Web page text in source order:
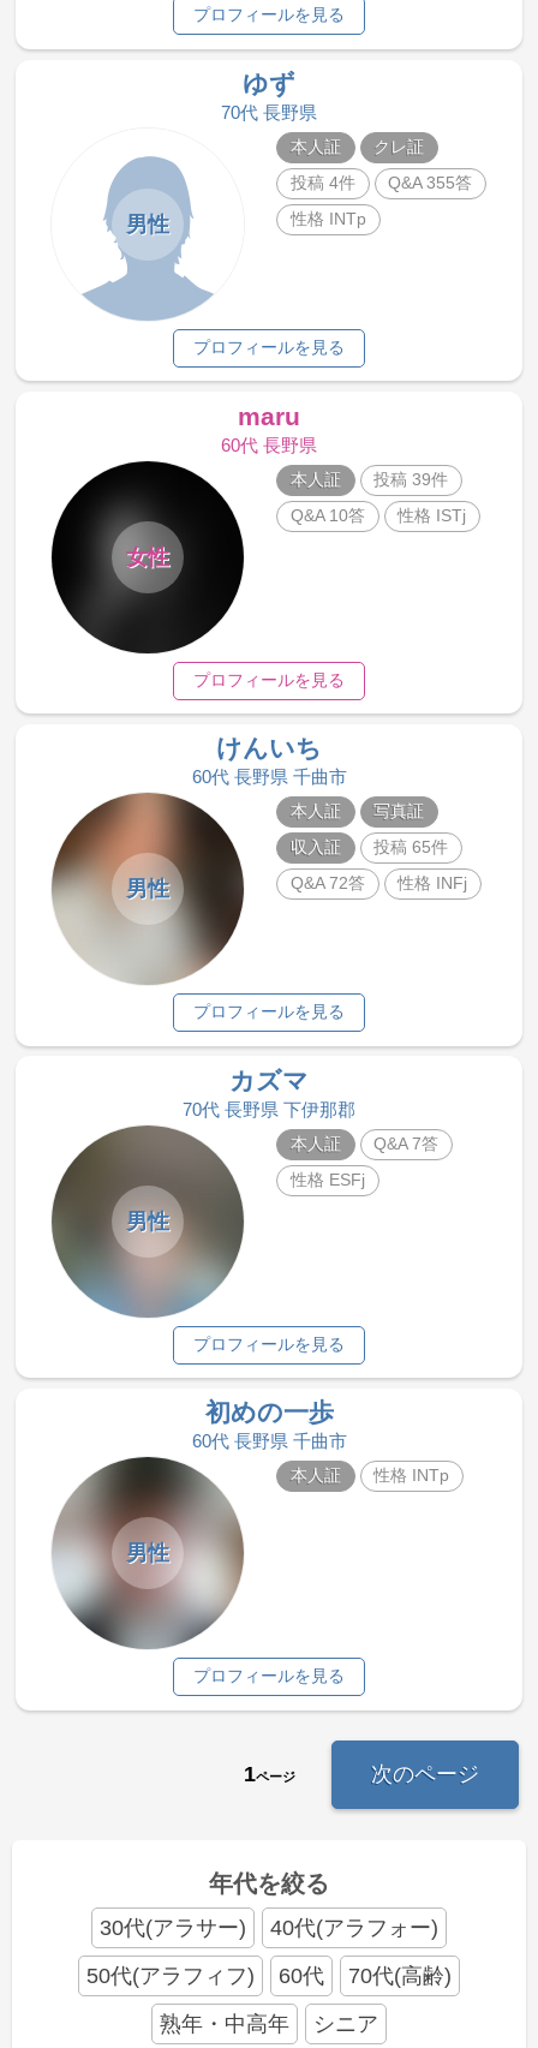
プロフィールを見る
ゆず
70代 長野県
男性
本人証
クレ証
投稿 4件
Q&A 355答
性格 INTp
プロフィールを見る
maru
60代 長野県
女性
本人証
投稿 39件
Q&A 10答
性格 ISTj
プロフィールを見る
けんいち
60代 長野県 千曲市
男性
本人証
写真証
収入証
投稿 65件
Q&A 72答
性格 INFj
プロフィールを見る
カズマ
70代 長野県 下伊那郡
男性
本人証
Q&A 7答
性格 ESFj
プロフィールを見る
初めの一歩
60代 長野県 千曲市
男性
本人証 性格 INTp
プロフィールを見る
1ページ 次のページ
年代を絞る
30代(アラサー)
40代(アラフォー)
50代(アラフィフ)
60代
70代(高齢)
熟年・中高年
シニア